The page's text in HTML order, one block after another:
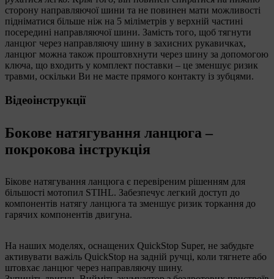
сторону направляючої шини та не повинен мати можливості
підніматися більше ніж на 5 міліметрів у верхній частині
посередині направляючої шини. Замість того, щоб тягнути
ланцюг через направляючу шину в захисних рукавичках,
ланцюг можна також проштовхнути через шину за допомогою
ключа, що входить у комплект поставки – це зменшує ризик
травми, оскільки Ви не маєте прямого контакту із зубцями.
Відеоінструкції
Бокове натягування ланцюга –
покрокова інструкція
Бікове натягування ланцюга є перевіреним рішенням для
більшості мотопил STIHL. Забезпечує легкий доступ до
компонентів натягу ланцюга та зменшує ризик торкання до
гарячих компонентів двигуна.
На наших моделях, оснащених QuickStop Super, не забудьте
активувати важіль QuickStop на задній ручці, коли тягнете або
штовхає ланцюг через направляючу шину.